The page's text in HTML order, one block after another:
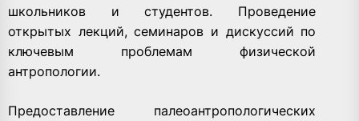
школьников и студентов. Проведение
открытых лекций, семинаров и дискуссий по
ключевым проблемам физической
антропологии.
Предоставление палеоантропологических